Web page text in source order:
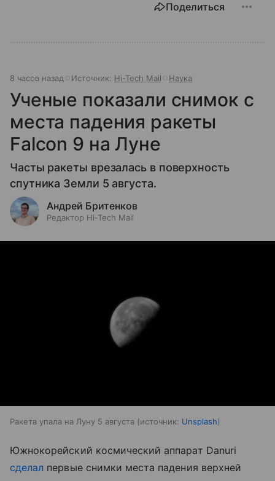
Поделиться
8 часов назад Источник: Hi-Tech Mail Наука
Ученые показали снимок с
места падения ракеты
Falcon 9 на Луне
Часты ракеты врезалась в поверхность
спутника Земли 5 августа.
Андрей Бритенков
Редактор Hi-Tech Mail
Ракета упала на Луну 5 августа источник: Unsplash
Южнокорейский космический аппарат Danuri
сделал первые снимки места падения верхней